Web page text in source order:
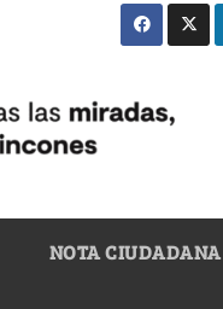
NOTA CIUDADANA